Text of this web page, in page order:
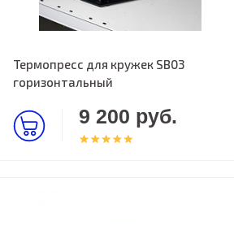
Термопресс для кружек SB03
горизонтальный
9 200 руб.